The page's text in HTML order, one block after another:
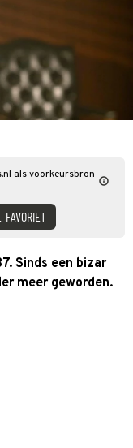
als voorkeursbron
FAVORIET
Sinds een bizar
meer geworden.